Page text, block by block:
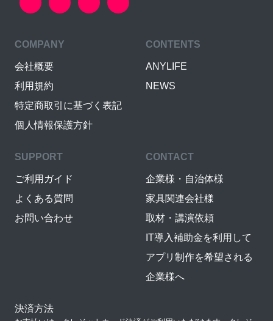
COMPANY
会社概要
利用規約
特定商取引に基づく表記
個人情報保護方針
CONTENTS
ANYLIFE
NEWS
SUPPORT
ご利用ガイド
よくある質問
お問い合わせ
CONTACT
企業様・自治体様
家具関連会社様
取材・講演依頼
IT導入補助金を利用して
アプリ制作を希望される
企業様へ
決済方法